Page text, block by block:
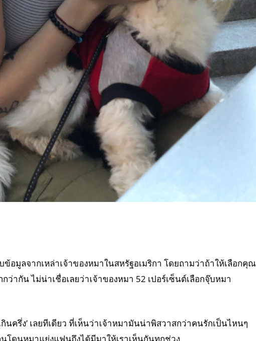
อมูลจากเหล่าเจ้าของหมาในสหรัฐอเมริกา โดยถามว่าถ้าให้เลือกคุณ
ากัน ไม่น่าเชื่อเลยว่าเจ้าของหมา 52 เปอร์เซ็นต์เลือกจุ๊บหมา
นครึ่ง’ เลยทีเดียว ที่เห็นว่าเจ้าหมามันน่าพิสวาสกว่าคนรักเป็นไหนๆ
โดนหมาแย่งแฟนถึงได้มีมาให้เราเห็นกันทุกช่วง